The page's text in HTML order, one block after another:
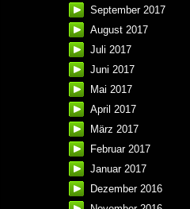
September 2017
August 2017
Juli 2017
Juni 2017
Mai 2017
April 2017
März 2017
Februar 2017
Januar 2017
Dezember 2016